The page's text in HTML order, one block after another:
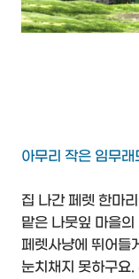
아무리 작은 임무
집 나간 페렛 한마
맡은 나뭇잎 마을의
페렛사냥에 뛰어들
눈치채지 못하구요